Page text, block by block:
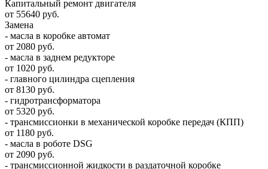
Капитальный ремонт двигателя
от 55640 руб.
Замена
- масла в коробке автомат
от 2080 руб.
- масла в заднем редукторе
от 1020 руб.
- главного цилиндра сцепления
от 8130 руб.
- гидротрансформатора
от 5320 руб.
- трансмиссионки в механической коробке передач (КПП)
от 1180 руб.
- масла в роботе DSG
от 2090 руб.
- трансмиссионной жидкости в раздаточной коробке